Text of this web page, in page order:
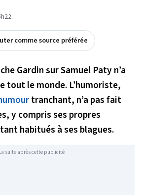
comme source préférée
Gardin sur Samuel Paty n’a
tout le monde. L’humoriste,
tranchant, n’a pas fait
y compris ses propres
habitués à ses blagues.
suite après cette publicité